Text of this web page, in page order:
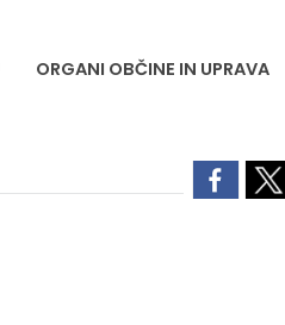
ORGANI OBČINE IN UPRAVA